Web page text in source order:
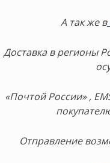
А так же в
Доставка в регионы
«Почтой России» ,
Отправление